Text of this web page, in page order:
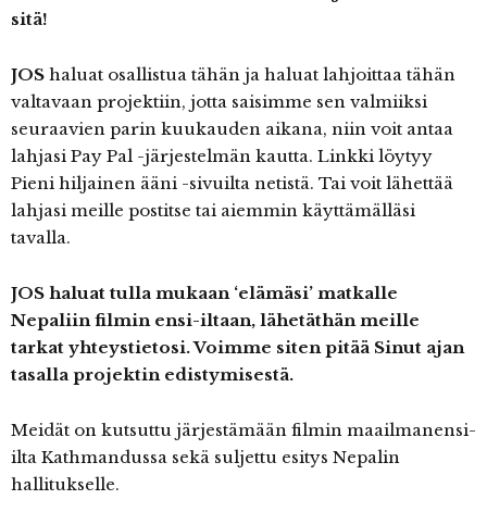
sitä!
JOS haluat osallistua tähän ja haluat lahjoittaa tähän
valtavaan projektiin, jotta saisimme sen valmiiksi
seuraavien parin kuukauden aikana, niin voit antaa
lahjasi Pay Pal -järjestelmän kautta. Linkki löytyy
Pieni hiljainen ääni -sivuilta netistä. Tai voit lähettää
lahjasi meille postitse tai aiemmin käyttämälläsi
tavalla.
JOS haluat tulla mukaan ‘elämäsi’ matkalle
Nepaliin filmin ensi-iltaan, lähetäthän meille
tarkat yhteystietosi. Voimme siten pitää Sinut ajan
tasalla projektin edistymisestä.
Meidät on kutsuttu järjestämään filmin maailmanensi-
ilta Kathmandussa sekä suljettu esitys Nepalin
hallitukselle.